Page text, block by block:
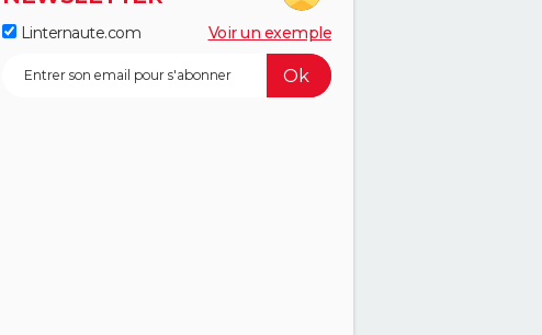
Linternaute.com Voir un exemple